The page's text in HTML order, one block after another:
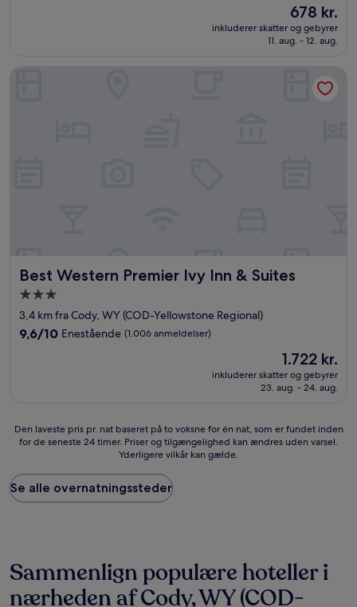
Prisen
678 kr.
678 kr.
inkluderer skatter og gebyrer
11. aug. - 12. aug.
Best Western Premier Ivy Inn & Suites
Best Western Premier Ivy Inn & Suites
3.0-
stjernet
overnatningssted
3,4 km fra Cody, WY (COD-Yellowstone Regional)
9.6
9,6/10 Enestående (1.006 anmeldelser)
Prisen
er
1.722 kr.
1.722 kr.
inkluderer skatter og gebyrer
23. aug. - 24. aug.
Best Western Premier Ivy Inn & Suites
Den
laveste
pr.
nat
baseret
én
som
Den laveste pris pr. nat baseret på to voksne for én nat, som er fundet inden
for de seneste 24 timer. Priser og tilgængelighed kan ændres uden varsel.
Yderligere vilkår kan gælde.
Se alle overnatningssteder
Sammenlign populære hoteller i
nærheden af Cody, WY (COD-